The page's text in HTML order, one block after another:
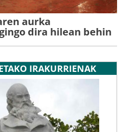
aurka
dira hilean behin
IRAKURRIENAK